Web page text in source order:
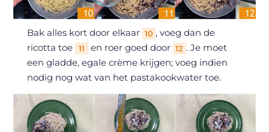
Bak alles kort door elkaar 10 , voeg dan de
ricotta toe
11 en roer goed door 12 . Je moet
een gladde, egale crème krijgen; voeg indien
nodig nog wat van het pastakookwater toe.